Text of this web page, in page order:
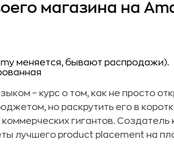
магазина на
меняется, бывают распродажи).
– курс о том, как не просто
но раскрутить его в
гигантов. Создатель
лучшего product placement на